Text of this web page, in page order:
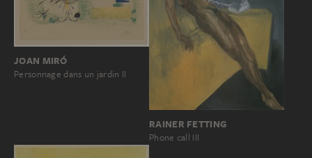
JOAN MIRÓ
Personnage dans un jardin II
RAINER FETTING
Phone call III